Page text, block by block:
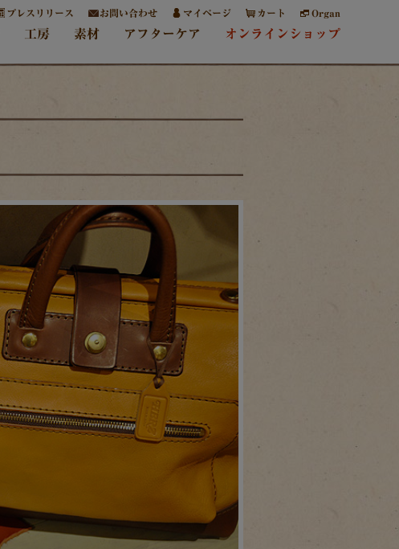
プレスリリース お問い合わせ マイページ カート Organ
工房 素材 アフターケア オンラインショップ